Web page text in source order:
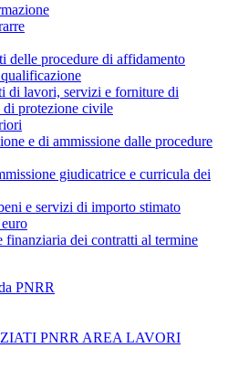
delle procedure di affidamento
di lavori, servizi e forniture di
di protezione civile
e di ammissione dalle procedure
giudicatrice e curricula dei
e servizi di importo stimato
finanziaria dei contratti al termine
PNRR
PNRR AREA LAVORI